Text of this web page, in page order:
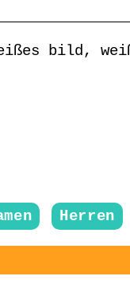
bild,
Herren